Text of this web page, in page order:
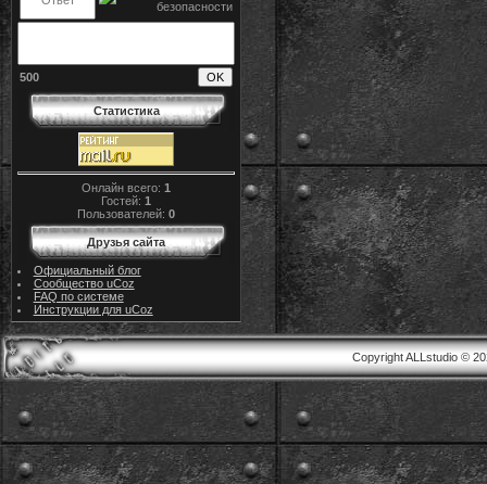
500
Статистика
Онлайн всего: 1
Гостей: 1
Пользователей: 0
Друзья сайта
Официальный блог
Сообщество uCoz
FAQ по системе
Инструкции для uCoz
Copyright ALLstudio ©